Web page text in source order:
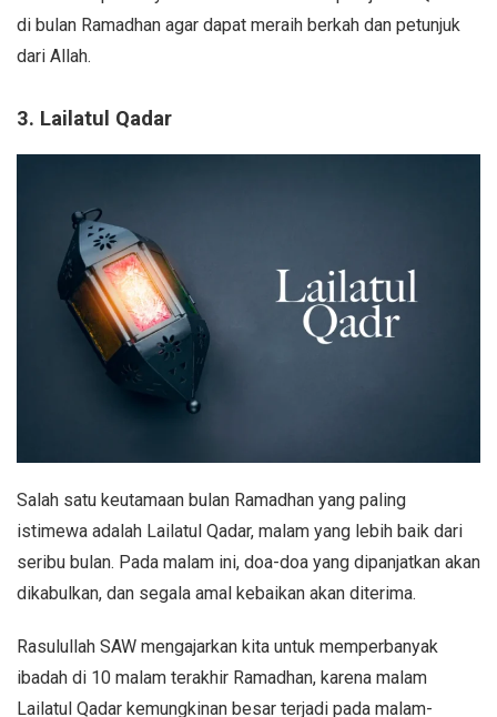
di bulan Ramadhan agar dapat meraih berkah dan petunjuk
dari Allah.
3. Lailatul Qadar
Salah satu keutamaan bulan Ramadhan yang paling
istimewa adalah Lailatul Qadar, malam yang lebih baik dari
seribu bulan. Pada malam ini, doa-doa yang dipanjatkan akan
dikabulkan, dan segala amal kebaikan akan diterima.
Rasulullah SAW mengajarkan kita untuk memperbanyak
ibadah di 10 malam terakhir Ramadhan, karena malam
Lailatul Qadar kemungkinan besar terjadi pada malam-